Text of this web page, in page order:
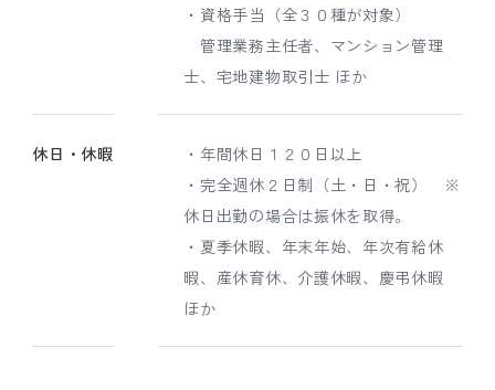
・資格手当（全３０種が対象）
管理業務主任者、マンション管理
士、宅地建物取引士 ほか
休日・休暇
・年間休日１２０日以上
・完全週休２日制（土・日・祝） ※
休日出勤の場合は振休を取得。
・夏季休暇、年末年始、年次有給休
暇、産休育休、介護休暇、慶弔休暇
ほか